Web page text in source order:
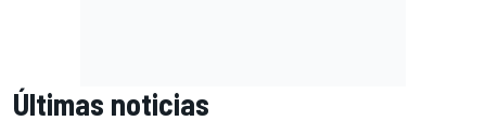
Últimas noticias